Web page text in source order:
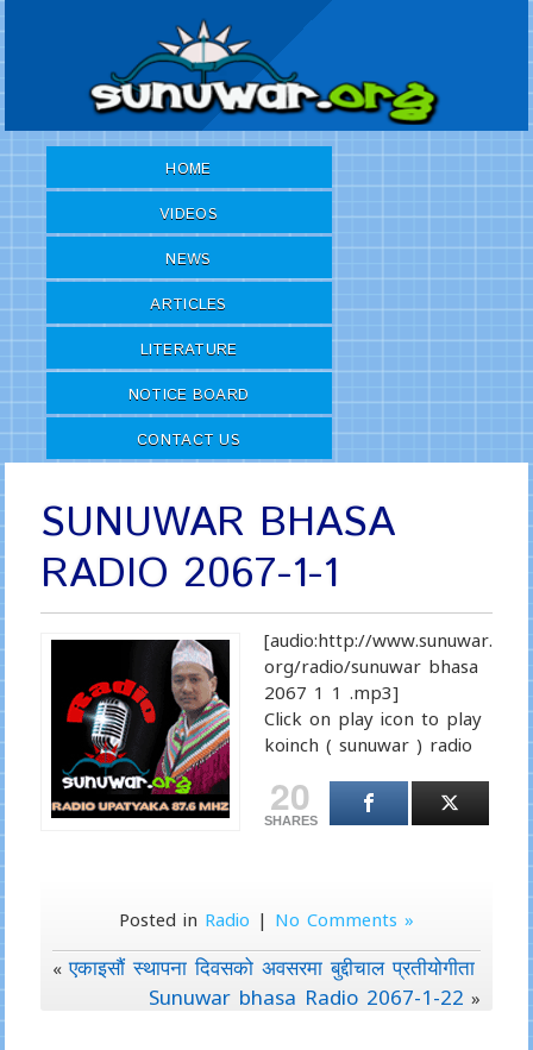
HOME
VIDEOS
NEWS
ARTICLES
LITERATURE
NOTICE BOARD
CONTACT US
SUNUWAR BHASA
RADIO 2067-1-1
[audio:http://www.sunuwar.
org/radio/sunuwar bhasa
2067 1 1 .mp3]
Click on play icon to play
koinch ( sunuwar ) radio
20
SHARES
Posted in Radio | No Comments »
«एकाइसौं स्थापना दिवसको अवसरमा बुद्दीचाल प्रतीयोगीता
Sunuwar bhasa Radio 2067-1-22 »